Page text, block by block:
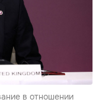
в отношении